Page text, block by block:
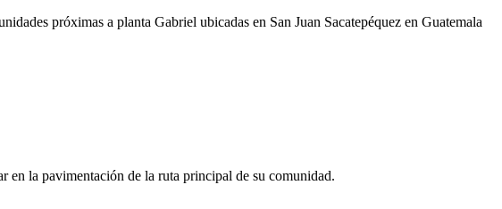
próximas a planta Gabriel ubicadas en San Juan Sacatepéquez en Guatemala
en la pavimentación de la ruta principal de su comunidad.